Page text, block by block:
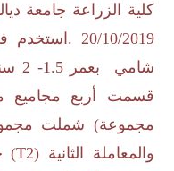
قسمت أربع مجاميع
مجموعة) شملت
والمعاملة الثانية ( T2
)